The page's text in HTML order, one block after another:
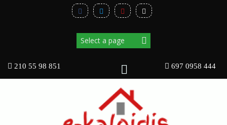
210 55 98 851 697 0958 444